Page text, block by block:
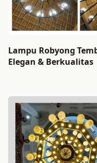
Lampu Robyong
Elegan & Berkualitas